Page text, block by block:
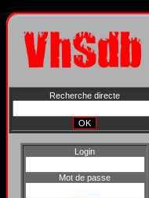
Recherche directe
Login
Mot de passe